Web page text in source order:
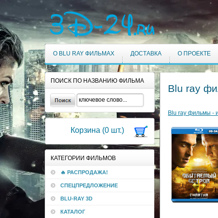
О BLU RAY ФИЛЬМАХ ДОСТАВКА О ПРОЕКТЕ
ПОИСК ПО НАЗВАНИЮ ФИЛЬМА
Корзина (0 шт.)
КАТЕГОРИИ ФИЛЬМОВ
🔥 РАСПРОДАЖА!
СПЕЦПРЕДЛОЖЕНИЕ
BLU-RAY 3D
КАТАЛОГ
Blu ray
Blu ray фильмы -